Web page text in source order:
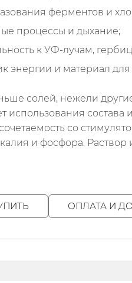
ферментов и
процессы и дыхание;
к УФ-лучам,
энергии и материал
солей, нежели
использования
со
и фосфора.
ОПЛАТА И